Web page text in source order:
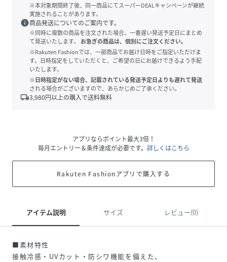
※本対象期間終了後、同一商品にてスーパーDEALキャンペーンが継続
実施されることがあります。
info商品発送についてのご案内です。
※同時に複数の商品を注文された場合、一番遅い発送予定日にまとめ
て発送いたします。
お急ぎの商品は、個別にご注文ください。
※Rakuten Fashionでは、一部商品でお届け日時をご指定いただけま
す。日時指定をしていただくと、ご希望の日にお届けできるよう手配
いたします。
※日時指定がない場合、記載されている発送予定日よりも遅れて発送
される場合がございますので、あらかじめご了承ください。
local_shipping3,980円以上の購入で送料無料
アプリならポイント最大3倍！
毎月エントリー＆条件達成が必要です。 詳しくはこちら
Rakuten Fashionアプリで購入する
アイテム説明 サイズ レビュー(0)
■素材特性
接触冷感・UVカット・防シワ機能を備えた、